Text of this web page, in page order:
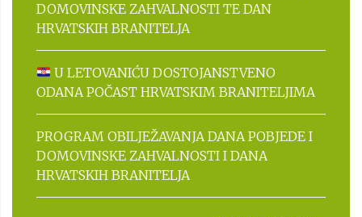
DOMOVINSKE ZAHVALNOSTI TE DAN
HRVATSKIH BRANITELJA
U LETOVANIĆU DOSTOJANSTVENO
ODANA POČAST HRVATSKIM BRANITELJIMA
PROGRAM OBILJEŽAVANJA DANA POBJEDE I
DOMOVINSKE ZAHVALNOSTI I DANA
HRVATSKIH BRANITELJA